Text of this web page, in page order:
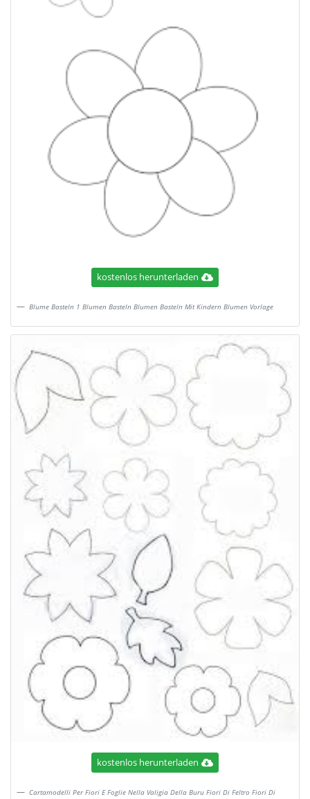
kostenlos herunterladen
Blume Basteln 1 Blumen Basteln Blumen Basteln Mit Kindern Blumen Vorlage
kostenlos herunterladen
Cartamodelli Per Fiori E Foglie Nella Valigia Della Buru Fiori Di Feltro Fiori Di